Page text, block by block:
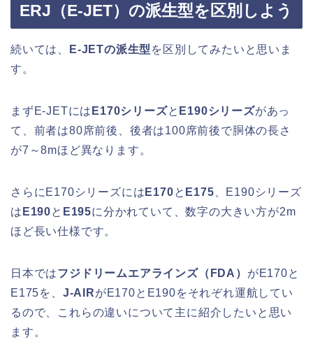
ERJ（E-JET）の派生型を区別しよう
続いては、 E-JETの派生型 を区別してみたいと思いま
す。
まずE-JETには E170シリーズと E190シリーズがあっ
て、前者は80席前後、後者は100席前後で胴体の長さ
が7～8mほど異なります。
さらにE170シリーズには E170と E175 、E190シリーズ
は E190と E195に分かれていて、数字の大きい方が2m
ほど長い仕様です。
日本ではフジドリームエアラインズ（FDA） がE170と
E175を、 J-AIRがE170とE190をそれぞれ運航してい
るので、これらの違いについて主に紹介したいと思い
ます。